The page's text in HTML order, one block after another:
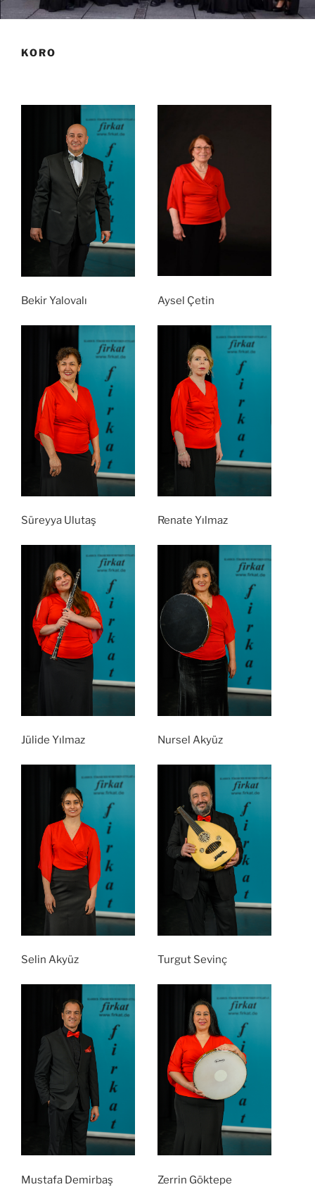
KORO
Bekir Yalovalı Aysel Çetin
Süreyya Ulutaş Renate Yılmaz
Jülide Yılmaz Nursel Akyüz
Selin Akyüz Turgut Sevinç
Mustafa Demirbaş Zerrin Göktepe